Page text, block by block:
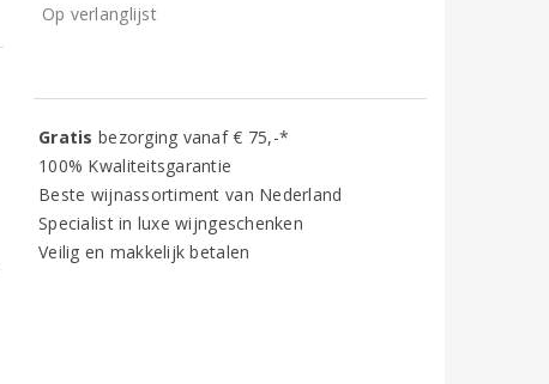
Op verlanglijst
Gratisbezorging vanaf € 75,-*
100% Kwaliteitsgarantie
Beste wijnassortiment van Nederland
Specialist in luxe wijngeschenken
Veilig en makkelijk betalen